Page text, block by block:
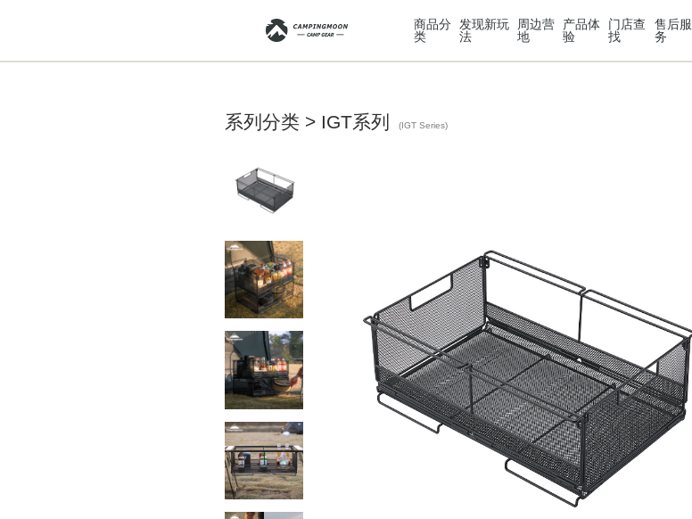
商品分
类
发现新玩
法
周边营
地
产品体
验
门店查
找
售后服
务
系列分类 > IGT系列 (IGT Series)